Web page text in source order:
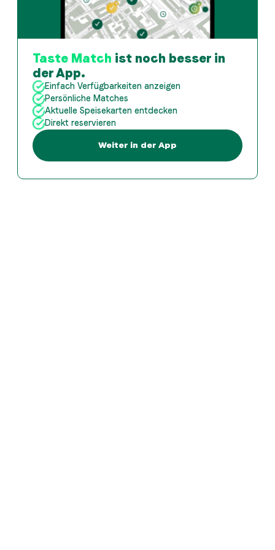
Taste Match ist noch besser in
der App.
Einfach Verfügbarkeiten anzeigen
Persönliche Matches
Aktuelle Speisekarten entdecken
Direkt reservieren
Weiter in der App